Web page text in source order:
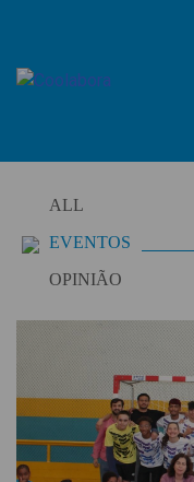
content
ALL
EVENTOS
OPINIÃO